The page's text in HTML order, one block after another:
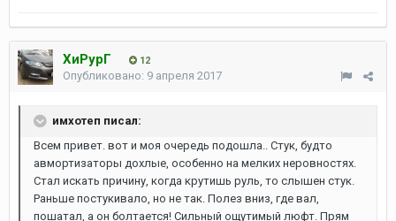
ХиРурГ 12
Опубликовано: 9 апреля 2017
имхотеп писал:
Всем привет. вот и моя очередь подошла.. Стук, будто
авмортизаторы дохлые, особенно на мелких неровностях.
Стал искать причину, когда крутишь руль, то слышен стук.
Раньше постукивало, но не так. Полез вниз, где вал,
пошатал, а он болтается! Сильный ощутимый люфт. Прям